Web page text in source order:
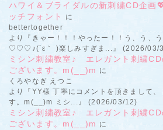
ハワイ＆ブライダルの新刺繍CD企
ッチフォント
に
bettertogether
より『きゃー！！！やったー！！う、う、
♡♡♡♪(´ε｀ )楽しみすぎま...』 (2026/03/
ミシン刺繍教室♪ エレガント刺繍CD
ございます。m(__)m に
くろやなぎ えつこ
より『YY様 丁寧にコメントを頂きまして、
す。m(__)m ミシ...』 (2026/03/12)
ミシン刺繍教室♪ エレガント刺繍CD
ございます。m(__)m に